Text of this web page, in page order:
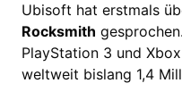
Ubisoft hat erstmals
Rocksmith
PlayStation 3 und
weltweit bislang 1,4